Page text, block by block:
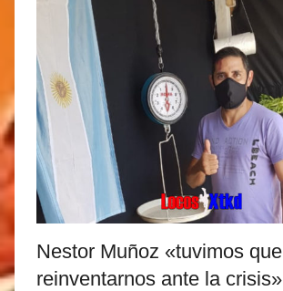
Nestor Muñoz «tuvimos que
reinventarnos ante la crisis»